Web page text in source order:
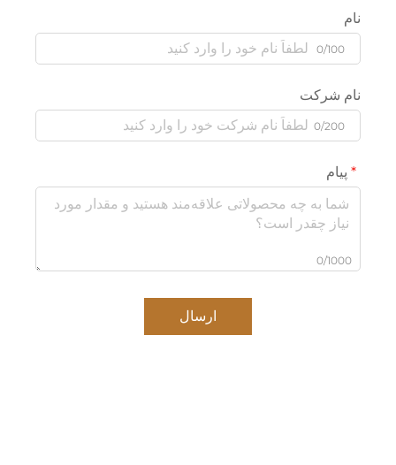
نام
0/100
نام شرکت
0/200
پیام
0/1000
ارسال